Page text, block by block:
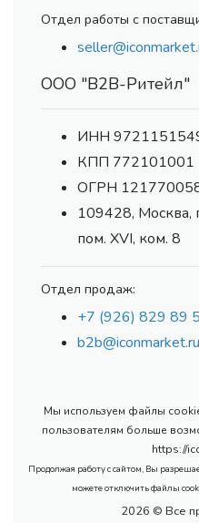
Отдел работы с
ООО "В2В-Ритейл"
ИНН
КПП 772101001
ОГРН
109428, Москва,
пом. XVI, ком. 8
Отдел продаж:
+7 (926) 829 89
b2b@iconmarket.ru
Мы используем файлы
пользователям больше
https://
Продолжая работу с сайтом, Вы
можете отключить файлы
2026 © Все